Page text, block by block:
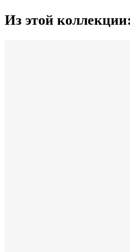
Из этой